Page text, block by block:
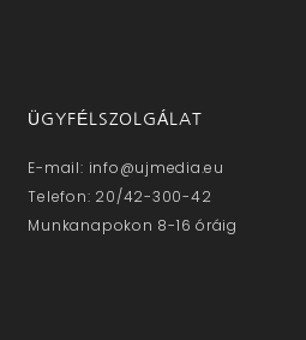
ÜGYFÉLSZOLGÁLAT
E-mail: info@ujmedia.eu
Telefon: 20/42-300-42
Munkanapokon 8-16 óráig